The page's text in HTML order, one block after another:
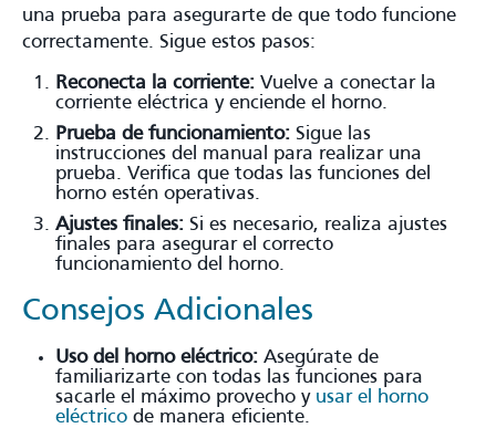
una prueba para asegurarte de que todo funcione
correctamente. Sigue estos pasos:
Reconecta la corriente: Vuelve a conectar la
corriente eléctrica y enciende el horno.
Prueba de funcionamiento: Sigue las
instrucciones del manual para realizar una
prueba. Verifica que todas las funciones del
horno estén operativas.
Ajustes finales: Si es necesario, realiza ajustes
finales para asegurar el correcto
funcionamiento del horno.
Consejos Adicionales
Uso del horno eléctrico: Asegúrate de
familiarizarte con todas las funciones para
sacarle el máximo provecho y usar el horno
eléctrico de manera eficiente.